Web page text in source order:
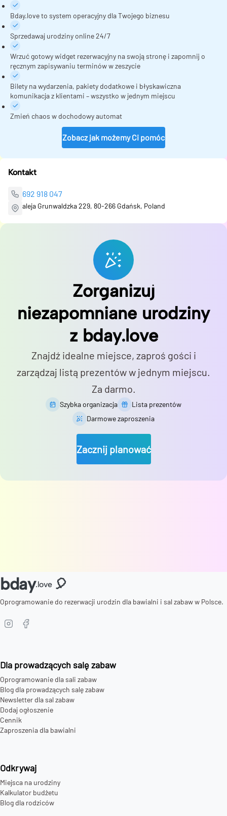
Bday.love to system operacyjny dla Twojego biznesu
Sprzedawaj urodziny online 24/7
Wrzuć gotowy widget rezerwacyjny na swoją stronę i zapomnij o
ręcznym zapisywaniu terminów w zeszycie
Bilety na wydarzenia, pakiety dodatkowe i błyskawiczna
komunikacja z klientami – wszystko w jednym miejscu
Zmień chaos w dochodowy automat
Zobacz jak możemy Ci pomóc
Kontakt
692 918 047
aleja Grunwaldzka 229, 80-266 Gdańsk, Poland
Zorganizuj
niezapomniane urodziny
z bday.love
Znajdź idealne miejsce, zaproś gości i
zarządzaj listą prezentów w jednym miejscu.
Za darmo.
Szybka organizacja
Lista prezentów
Darmowe zaproszenia
Zacznij planować
bday.love 🎈
Oprogramowanie do rezerwacji urodzin dla bawialni i sal zabaw w Polsce.
Dla prowadzących salę zabaw
Oprogramowanie dla sali zabaw
Blog dla prowadzących salę zabaw
Newsletter dla sal zabaw
Dodaj ogłoszenie
Cennik
Zaproszenia dla bawialni
Odkrywaj
Miejsca na urodziny
Kalkulator budżetu
Blog dla rodziców